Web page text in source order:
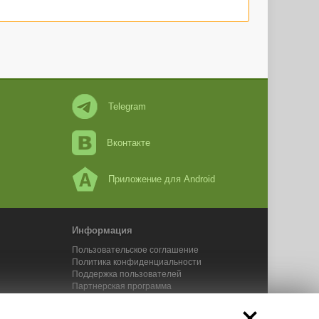
Telegram
Вконтакте
Приложение для Android
Информация
Пользовательское соглашение
Политика конфиденциальности
Поддержка пользователей
Партнерская программа